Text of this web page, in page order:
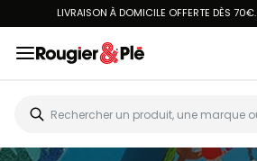
LIVRAISON À DOMICILE OFFERTE DÈS 70€.